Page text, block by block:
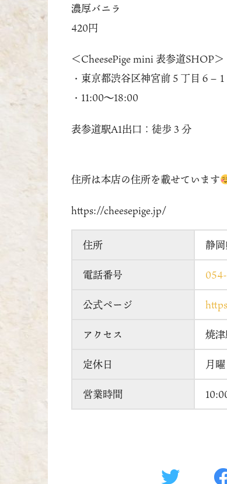
濃厚バニラ
420円
＜CheesePige mini 表参道SHOP＞
・東京都渋谷区神宮前５丁目６−
・11:00〜18:00
表参道駅A1出口：徒歩３分
住所は本店の住所を載せています
https://cheesepige.jp/
住所 静
電話番号
公式ページ
アクセス 焼
定休日 月
営業時間